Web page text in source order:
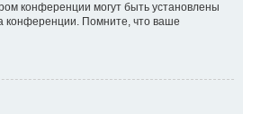
конференции могут быть установлены
конференции. Помните, что ваше